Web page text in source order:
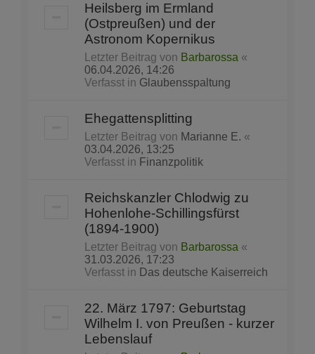
Heilsberg im Ermland
(Ostpreußen) und der
Astronom Kopernikus
Letzter Beitrag von Barbarossa «
06.04.2026, 14:26
Verfasst in Glaubensspaltung
Ehegattensplitting
Letzter Beitrag von Marianne E. «
03.04.2026, 13:25
Verfasst in Finanzpolitik
Reichskanzler Chlodwig zu
Hohenlohe-Schillingsfürst
(1894-1900)
Letzter Beitrag von Barbarossa «
31.03.2026, 17:23
Verfasst in Das deutsche Kaiserreich
22. März 1797: Geburtstag
Wilhelm I. von Preußen - kurzer
Lebenslauf